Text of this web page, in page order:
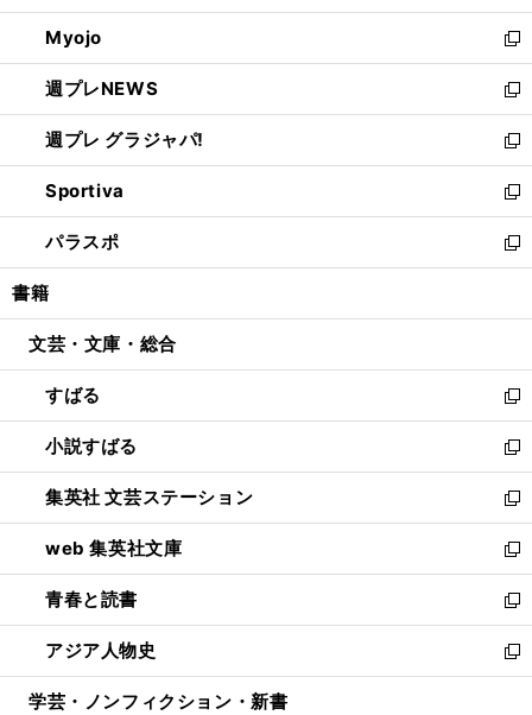
開
く
ウ
で
開
く
ン
ド
ウ
で
開
く
ウ
ィ
ン
ド
ウ
で
開
く
Myojo
新
し
い
ウ
ィ
ン
ド
ウ
で
開
週プレNEWS
新
し
い
ウ
ィ
ン
ド
ウ
開
週プレ グラジャパ!
新
し
い
ウ
ィ
ン
ウ
開
く
Sportiva
新
し
い
ウ
ン
ウ
で
開
く
パラスポ
新
し
ウ
ン
ド
ウ
で
開
く
書籍
文芸・文庫・総合
すばる
新
し
い
ウ
ィ
ン
ド
ウ
で
開
く
小説すばる
新
し
い
ウ
ィ
ン
ド
ウ
で
開
集英社 文芸ステーション
新
し
い
ウ
ィ
ン
ド
ウ
web 集英社文庫
新
し
い
ウ
ィ
ン
青春と読書
新
し
い
ウ
アジア人物史
新
し
学芸・ノンフィクション・新書